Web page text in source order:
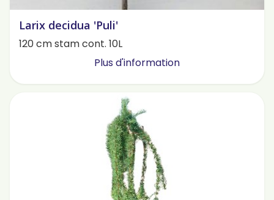
Larix decidua 'Puli'
120 cm stam cont. 10L
Plus d'information